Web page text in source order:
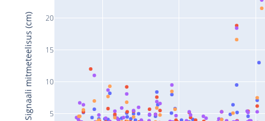
5
10
15
20
Signaali mitmeteelisus (cm)